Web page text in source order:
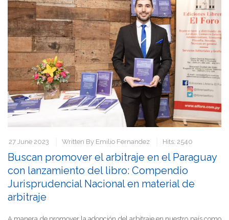
27 June 2023 Written By Emilio Fernandez Hits: 2540
Buscan promover el arbitraje en el Paraguay
con lanzamiento del libro: Compendio
Jurisprudencial Nacional en material de
arbitraje